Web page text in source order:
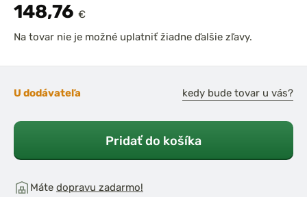
148,76 €
Na tovar nie je možné uplatniť žiadne ďalšie zľavy.
U dodávateľa kedy bude tovar u vás?
Pridať do košíka
Máte dopravu zadarmo!